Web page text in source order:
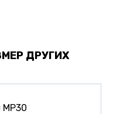
ДРУГИХ
MP30